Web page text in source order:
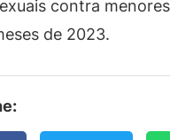
contra
de 2023.